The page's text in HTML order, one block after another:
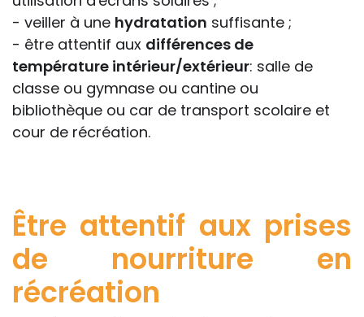
- veiller à une hydratation suffisante ;
- être attentif aux différences de
température intérieur/extérieur: salle de
classe ou gymnase ou cantine ou
bibliothèque ou car de transport scolaire et
cour de récréation.
Être attentif aux prises
de nourriture en
récréation